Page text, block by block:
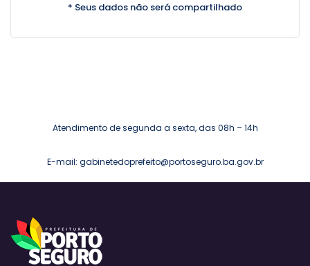
* Seus dados não será compartilhado
Atendimento de segunda a sexta, das 08h – 14h
E-mail: gabinetedoprefeito@portoseguro.ba.gov.br